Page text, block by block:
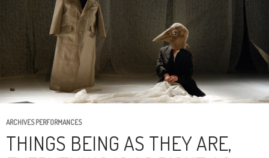
ARCHIVES PERFORMANCES
THINGS BEING AS THEY ARE,